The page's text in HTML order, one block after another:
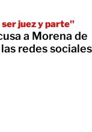
ser juez y parte"
a Morena de
redes sociales